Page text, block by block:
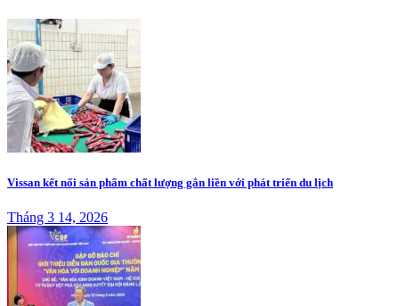
Vissan kết nối sản phẩm chất lượng gắn liền với phát triển du lịch
Tháng 3 14, 2026